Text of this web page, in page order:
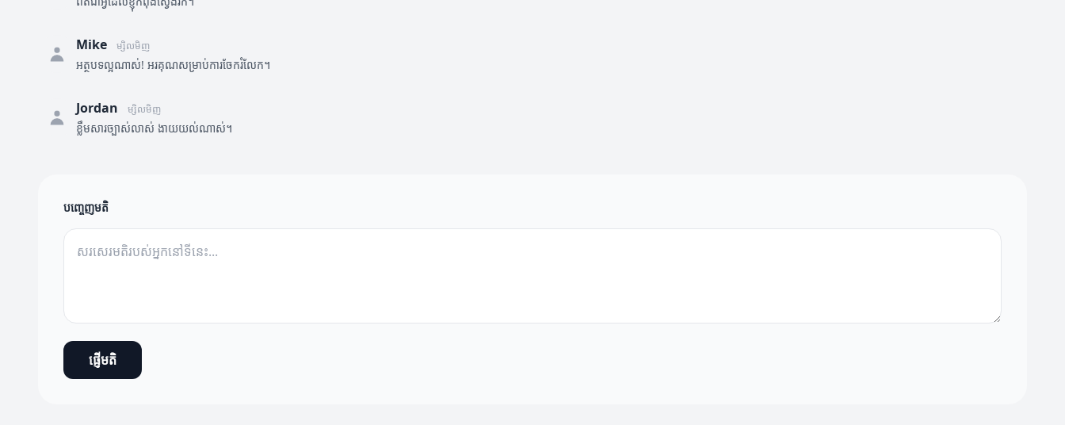
Mike ម្សិលមិញ
អត្ថបទល្អណាស់! អរគុណសម្រាប់ការចែករំលែក។
Jordan ម្សិលមិញ
ខ្លឹមសារច្បាស់លាស់ ងាយយល់ណាស់។
បញ្ចេញមតិ
ផ្ញើមតិ